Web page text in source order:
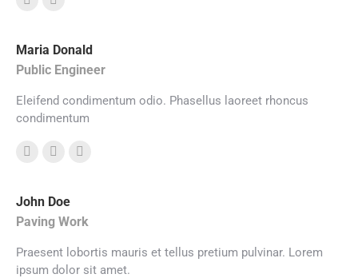
E-
Facebook
Maria Donald
Public Engineer
Eleifend condimentum odio. Phasellus laoreet rhoncus
condimentum
Personal
/
website
E-
Facebook
John Doe
Paving Work
Praesent lobortis mauris et tellus pretium pulvinar. Lorem
ipsum dolor sit amet.